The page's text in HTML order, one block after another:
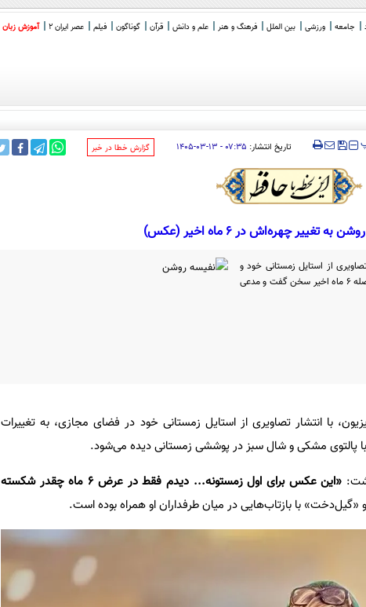
جامعه ورزشی بین الملل فرهنگ و هنر علم و دانش قرآن گوناگون فیلم عصر ایران 2 آموزش زبان
آستانه نهایی شدن است
تاریخ انتشار: ۰۷:۳۵ - ۱۳-۰۳-۱۴۰۵ ‌گزارش خطا در خبر
تغییر چهره‌اش در ۶ ماه اخیر (عکس)
از استایل زمستانی خود و
مقایسه آن با چهره امروزش، از تغییرات ظاهری خود در فاصله ۶ ماه اخیر سخن گفت و مدعی
با انتشار تصاویری از استایل زمستانی خود در فضای مجازی، به تغییرات
پالتوی مشکی و شال سبز در پوششی زمستانی دیده می‌شود.
«این عکس برای اول زمستونه... دیدم فقط در عرض ۶ ماه چقدر شکسته
«گیل‌دخت» با بازتاب‌هایی در میان طرفداران او همراه بوده است.